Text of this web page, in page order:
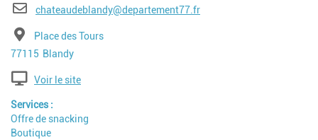
E-mailchateaudeblandy@departement77.fr
AdressePlace des Tours
Code postal
77115 Ville
Blandy
Voir le site
Services
Offre de snacking
Boutique